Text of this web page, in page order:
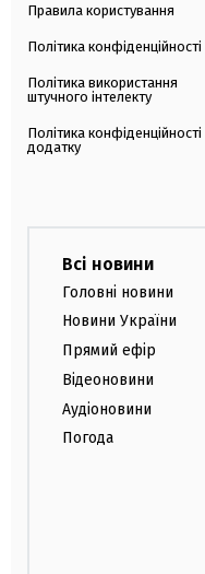
Правила користування
Політика конфіденційності
Політика використання
штучного інтелекту
Політика конфіденційності
додатку
Всі новини
Головні новини
Новини України
Прямий ефір
Відеоновини
Аудіоновини
Погода